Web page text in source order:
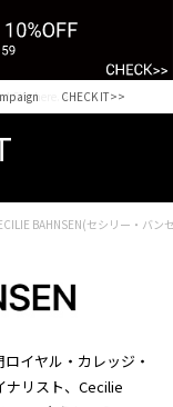
Site here. >>CHECK IT>>
BAHNSEN(セシリー・バン
イヤル・カレッジ・
ナリスト、Cecilie